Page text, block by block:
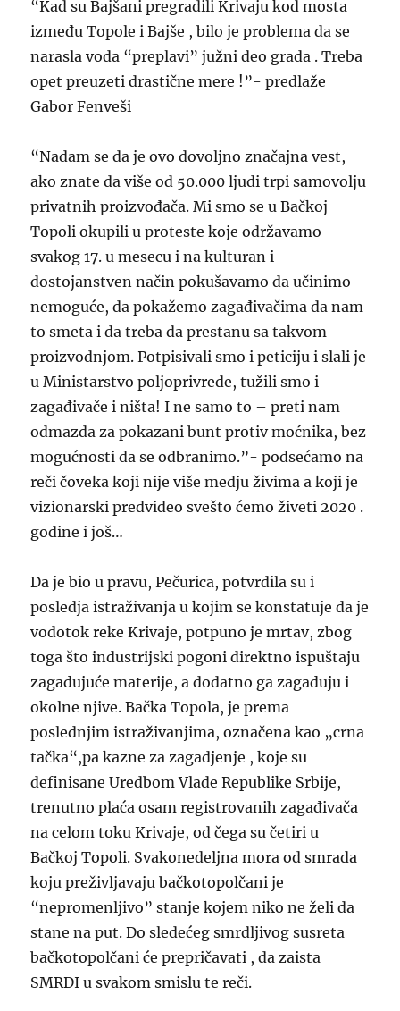
“Kad su Bajšani pregradili Krivaju kod mosta
između Topole i Bajše , bilo je problema da se
narasla voda “preplavi” južni deo grada . Treba
opet preuzeti drastične mere !”- predlaže
Gabor Fenveši
“Nadam se da je ovo dovoljno značajna vest,
ako znate da više od 50.000 ljudi trpi samovolju
privatnih proizvođača. Mi smo se u Bačkoj
Topoli okupili u proteste koje održavamo
svakog 17. u mesecu i na kulturan i
dostojanstven način pokušavamo da učinimo
nemoguće, da pokažemo zagađivačima da nam
to smeta i da treba da prestanu sa takvom
proizvodnjom. Potpisivali smo i peticiju i slali je
u Ministarstvo poljoprivrede, tužili smo i
zagađivače i ništa! I ne samo to – preti nam
odmazda za pokazani bunt protiv moćnika, bez
mogućnosti da se odbranimo.”- podsećamo na
reči čoveka koji nije više medju živima a koji je
vizionarski predvideo svešto ćemo živeti 2020 .
godine i još…
Da je bio u pravu, Pečurica, potvrdila su i
posledja istraživanja u kojim se konstatuje da je
vodotok reke Krivaje, potpuno je mrtav, zbog
toga što industrijski pogoni direktno ispuštaju
zagađujuće materije, a dodatno ga zagađuju i
okolne njive. Bačka Topola, je prema
poslednjim istraživanjima, označena kao „crna
tačka“,pa kazne za zagadjenje , koje su
definisane Uredbom Vlade Republike Srbije,
trenutno plaća osam registrovanih zagađivača
na celom toku Krivaje, od čega su četiri u
Bačkoj Topoli. Svakonedeljna mora od smrada
koju preživljavaju bačkotopolčani je
“nepromenljivo” stanje kojem niko ne želi da
stane na put. Do sledećeg smrdljivog susreta
bačkotopolčani će prepričavati , da zaista
SMRDI u svakom smislu te reči.